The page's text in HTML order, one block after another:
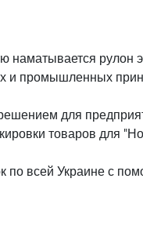
наматывается
и промышленных
для
товаров для
по всей Украине с